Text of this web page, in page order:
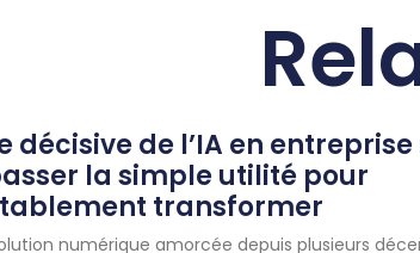
décisive de l’IA en entreprise
la simple utilité pour
transformer
numérique amorcée depuis plusieurs